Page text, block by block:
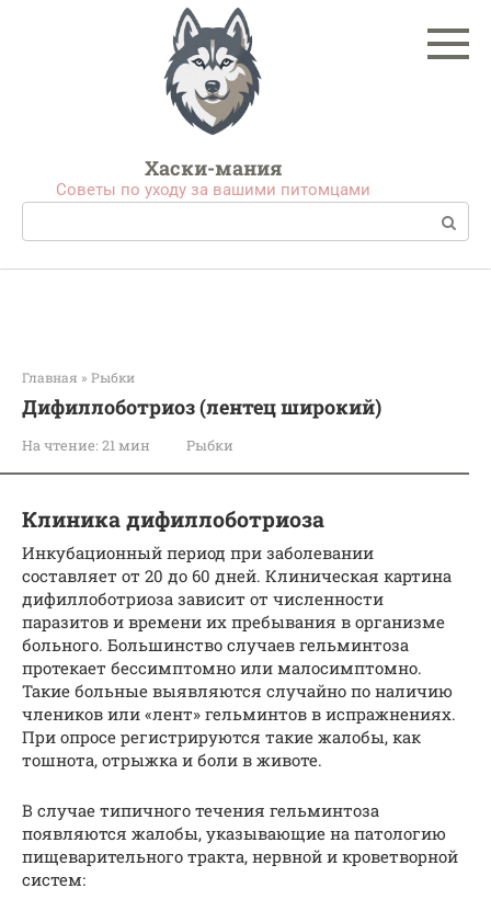
Хаски-мания
Советы по уходу за вашими питомцами
Поиск:
Главная » Рыбки
Дифиллоботриоз (лентец широкий)
На чтение: 21 мин Рыбки
Клиника дифиллоботриоза
Инкубационный период при заболевании
составляет от 20 до 60 дней. Клиническая картина
дифиллоботриоза зависит от численности
паразитов и времени их пребывания в организме
больного. Большинство случаев гельминтоза
протекает бессимптомно или малосимптомно.
Такие больные выявляются случайно по наличию
члеников или «лент» гельминтов в испражнениях.
При опросе регистрируются такие жалобы, как
тошнота, отрыжка и боли в животе.
В случае типичного течения гельминтоза
появляются жалобы, указывающие на патологию
пищеварительного тракта, нервной и кроветворной
систем: